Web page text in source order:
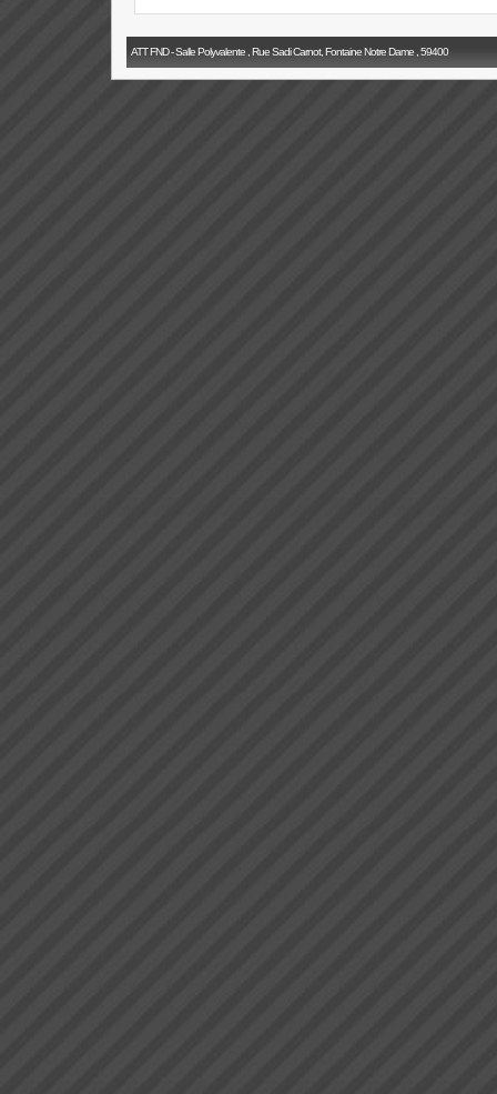
ATT FND - Salle Polyvalente , Rue Sadi Carnot, Fontaine Notre Dame , 59400